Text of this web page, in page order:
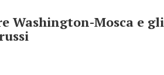
Washington-Mosca e gli